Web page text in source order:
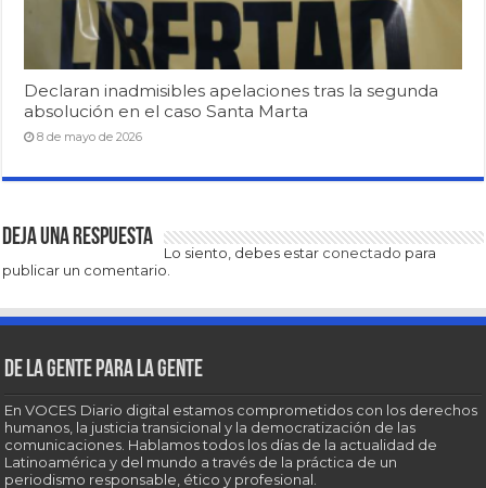
Declaran inadmisibles apelaciones tras la segunda
absolución en el caso Santa Marta
8 de mayo de 2026
Deja una respuesta
Lo siento, debes estar conectado para
publicar un comentario.
De la gente para la gente
En VOCES Diario digital estamos comprometidos con los derechos
humanos, la justicia transicional y la democratización de las
comunicaciones. Hablamos todos los días de la actualidad de
Latinoamérica y del mundo a través de la práctica de un
periodismo responsable, ético y profesional.